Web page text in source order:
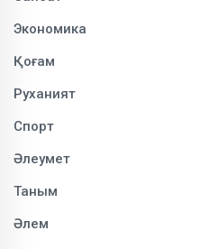
Экономика
Қоғам
Руханият
Спорт
Әлеумет
Таным
Әлем